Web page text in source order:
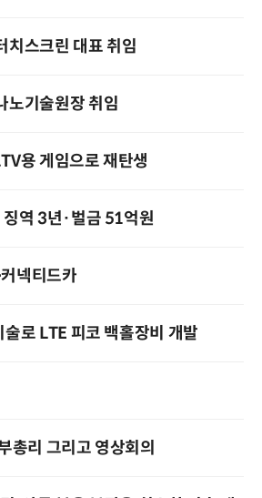
치스크린 대표 취임
노기술원장 취임
용 게임으로 재탄생
역 3년·벌금 51억원
넥티드카
로 LTE 피코 백홀장비 개발
총리 그리고 영상회의